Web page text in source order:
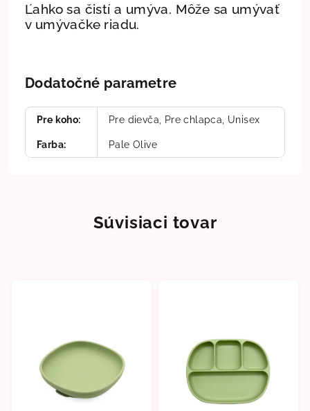
Ľahko sa čistí a umýva. Môže sa umývať
v umývačke riadu.
Dodatočné parametre
Pre koho: Pre dievča, Pre chlapca, Unisex
Farba: Pale Olive
Súvisiaci tovar